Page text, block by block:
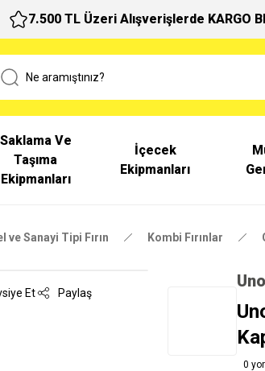
7.500 TL Üzeri Alışverişlerde KARGO
Saklama Ve
Taşıma
Ekipmanları
İçecek
Ekipmanları
ve Sanayi Tipi Fırın Kombi Fırınlar
Et Paylaş
0